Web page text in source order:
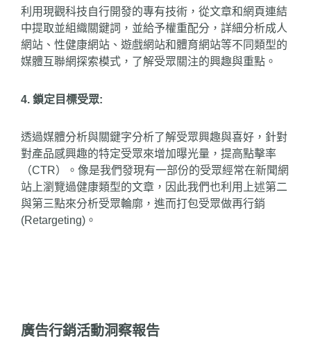
利用現觀科技自行開發的專有技術，從文章和網頁連結
中提取並組織關鍵詞，並給予權重配分，詳細分析成人
網站、性健康網站、遊戲網站和體育網站等不同類型的
媒體互聯網探索模式，了解受眾關注的興趣與重點。
4. 鎖定目標受眾:
透過媒體分析與關鍵字分析了解受眾興趣與喜好，針對
對產品感興趣的特定受眾來增加曝光量，提高點擊率
（CTR）。像是我們發現有一部份的受眾經常在新聞網
站上瀏覽過健康類型的文章，因此我們也利用上述第二
與第三點來分析受眾輪廓，進而打包受眾做再行銷
(Retargeting)。
廣告行銷活動洞察報告